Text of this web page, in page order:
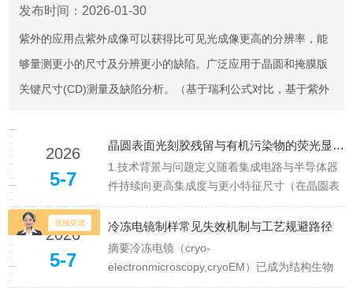
发布时间：2026-01-30
紫外的应用点紫外成像可以获得比可见光成像更高的分辨率，能
够量测更小的尺寸及分辨更小的缺陷。广泛应用于晶圆和掩膜版
关键尺寸(CD)测量及缺陷分析。（基于瑞利公式对比，基于紫外
寸晶圆/掩膜版的CD（关键尺寸），是芯⽚微结构中...
2026
5-7
晶圆表面光刻胶残留与有机污染物的荧光显微可视化检测
1.技术背景与问题定义随着集成电路与半导体器
件持续向更高集成度与更小特征尺寸（在晶圆表
面积累的风险同步上升。这类残留物会对后续工
艺过程、成品良率以及电子器件的长期性能与可
靠性产生直接影响。在集成电路制造流程中，光
刻胶用于对晶圆进行图案化处理...
2026
5-7
冷冻电镜制样常见失效机制与工艺规避路径
摘要冷冻电镜（cryo-
electronmicroscopy,cryoEM）已成为结构生物